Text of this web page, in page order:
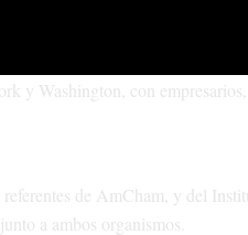
competitivas y
y Washington, con
de AmCham, y del
a ambos organismos.